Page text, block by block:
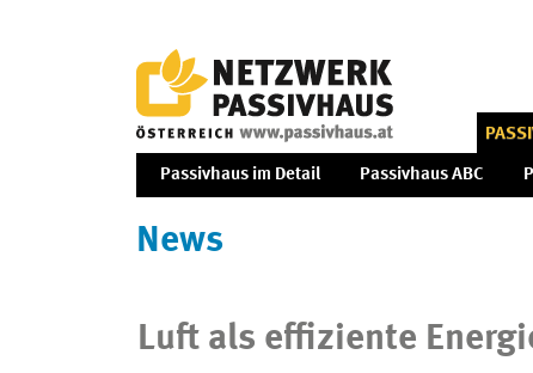
Passivhaus im Detail
Passivhaus ABC
News
Luft als effiziente